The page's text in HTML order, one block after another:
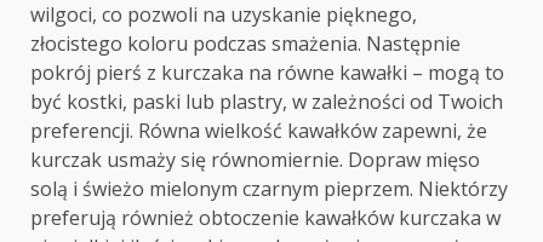
wilgoci, co pozwoli na uzyskanie pięknego,
złocistego koloru podczas smażenia. Następnie
pokrój pierś z kurczaka na równe kawałki – mogą to
być kostki, paski lub plastry, w zależności od Twoich
preferencji. Równa wielkość kawałków zapewni, że
kurczak usmaży się równomiernie. Dopraw mięso
solą i świeżo mielonym czarnym pieprzem. Niektórzy
preferują również obtoczenie kawałków kurczaka w